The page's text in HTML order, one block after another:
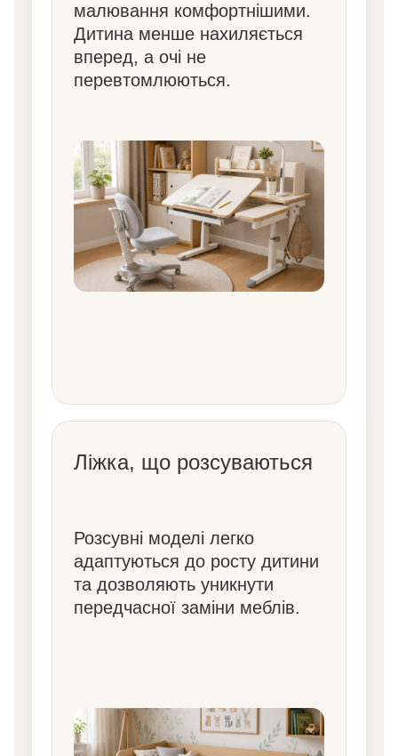
малювання комфортнішими.
Дитина менше нахиляється
вперед, а очі не
перевтомлюються.
Ліжка, що розсуваються
Розсувні моделі легко
адаптуються до росту дитини
та дозволяють уникнути
передчасної заміни меблів.